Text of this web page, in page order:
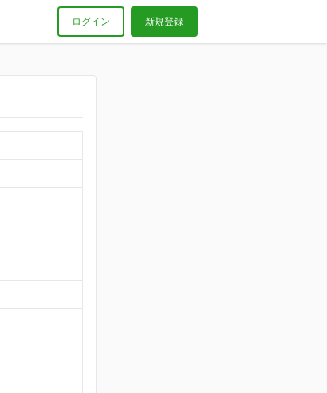
ログイン 新規登録